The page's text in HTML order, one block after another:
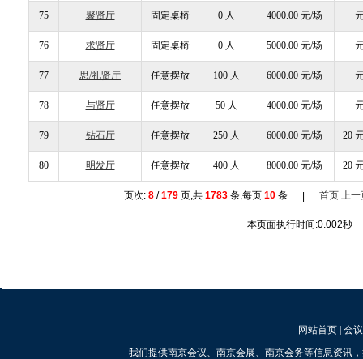
75 聚贤厅 固定桌椅 0 人 4000.00 元/场 元
76 求贤厅 固定桌椅 0 人 5000.00 元/场 元
77 思/礼贤厅 任意摆放 100 人 6000.00 元/场 元
78 与贤厅 任意摆放 50 人 4000.00 元/场 元
79 钻石厅 任意摆放 250 人 6000.00 元/场 20
80 明发厅 任意摆放 400 人 8000.00 元/场 20
页次: 8/179页,共 1783条,每页 10条 首页 上一
本页面执行时间:0.002秒
网站首页| 会
我们提供南京会议、南京会展、南京会务等信息资讯